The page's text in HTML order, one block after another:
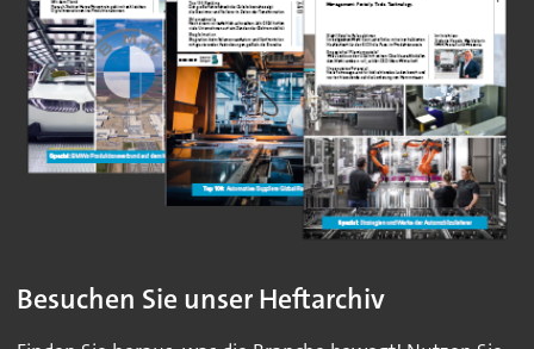
Besuchen Sie unser Heftarchiv